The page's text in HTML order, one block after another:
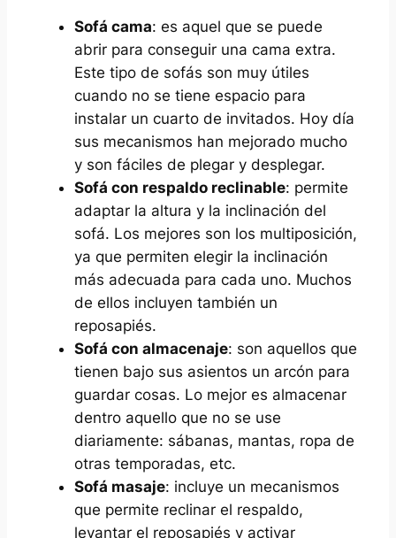
Sofá cama: es aquel que se puede
abrir para conseguir una cama extra.
Este tipo de sofás son muy útiles
cuando no se tiene espacio para
instalar un cuarto de invitados. Hoy día
sus mecanismos han mejorado mucho
y son fáciles de plegar y desplegar.
Sofá con respaldo reclinable: permite
adaptar la altura y la inclinación del
sofá. Los mejores son los multiposición,
ya que permiten elegir la inclinación
más adecuada para cada uno. Muchos
de ellos incluyen también un
reposapiés.
Sofá con almacenaje: son aquellos que
tienen bajo sus asientos un arcón para
guardar cosas. Lo mejor es almacenar
dentro aquello que no se use
diariamente: sábanas, mantas, ropa de
otras temporadas, etc.
Sofá masaje: incluye un mecanismos
que permite reclinar el respaldo,
levantar el reposapiés y activar